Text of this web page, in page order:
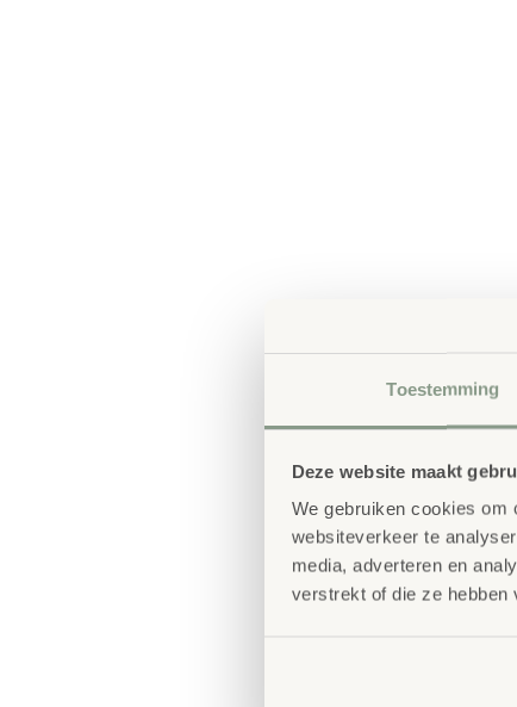
Toestemming
Deze website maakt
We gebruiken cookies om
websiteverkeer te
media, adverteren en
verstrekt of die ze hebben